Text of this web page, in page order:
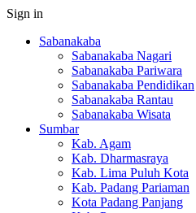
Sign in
Sabanakaba
Sabanakaba Nagari
Sabanakaba Pariwara
Sabanakaba Pendidikan
Sabanakaba Rantau
Sabanakaba Wisata
Sumbar
Kab. Agam
Kab. Dharmasraya
Kab. Lima Puluh Kota
Kab. Padang Pariaman
Kota Padang Panjang